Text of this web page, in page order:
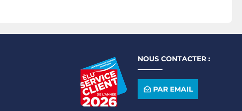
NOUS CONTACTER :
PAR EMAIL